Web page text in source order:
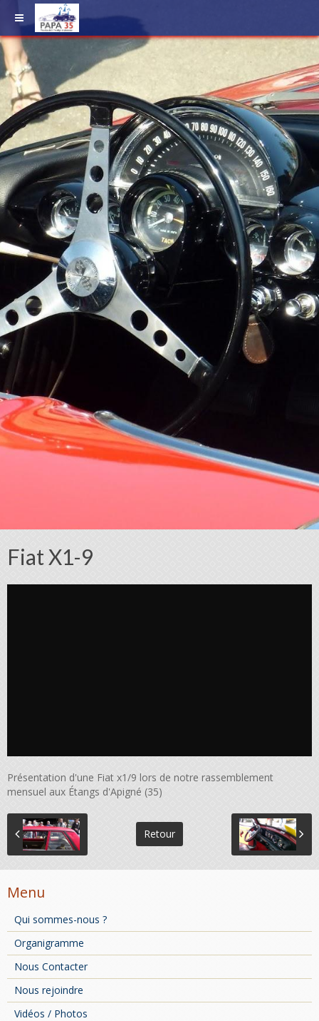
Fiat X1-9
Présentation d'une Fiat x1/9 lors de notre rassemblement
mensuel aux Étangs d'Apigné (35)
Retour
Menu
Qui sommes-nous ?
Organigramme
Nous Contacter
Nous rejoindre
Vidéos / Photos